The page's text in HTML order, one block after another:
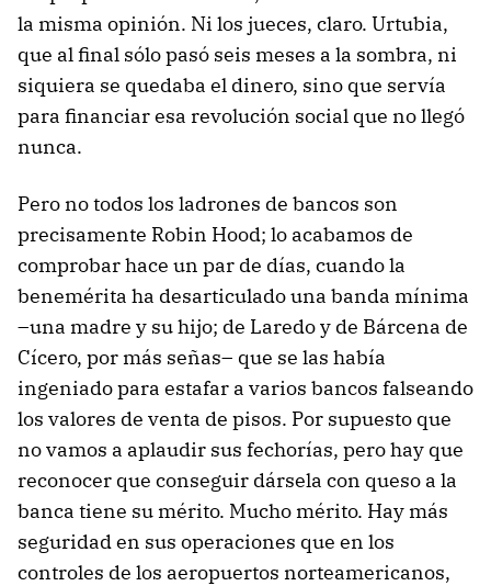
la misma opinión. Ni los jueces, claro. Urtubia,
que al final sólo pasó seis meses a la sombra, ni
siquiera se quedaba el dinero, sino que servía
para financiar esa revolución social que no llegó
nunca.
Pero no todos los ladrones de bancos son
precisamente Robin Hood; lo acabamos de
comprobar hace un par de días, cuando la
benemérita ha desarticulado una banda mínima
–una madre y su hijo; de Laredo y de Bárcena de
Cícero, por más señas– que se las había
ingeniado para estafar a varios bancos falseando
los valores de venta de pisos. Por supuesto que
no vamos a aplaudir sus fechorías, pero hay que
reconocer que conseguir dársela con queso a la
banca tiene su mérito. Mucho mérito. Hay más
seguridad en sus operaciones que en los
controles de los aeropuertos norteamericanos,